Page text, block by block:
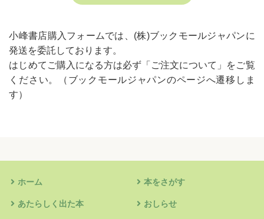
小峰書店購入フォームでは、(株)ブックモールジャパンに
発送を委託しております。
はじめてご購入になる方は必ず 「ご注文について」 をご覧
ください。
（ブックモールジャパンのページへ遷移しま
す）
ホーム 本をさがす
あたらしく出た本 おしらせ